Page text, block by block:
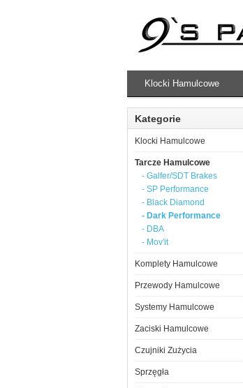
Klocki Hamulcowe
Kategorie
Klocki Hamulcowe
Tarcze Hamulcowe
- Galfer/SDT Brakes
- SP Performance
- Black Diamond
- Dark Performance
- DBA
- Mov'it
Komplety Hamulcowe
Przewody Hamulcowe
Systemy Hamulcowe
Zaciski Hamulcowe
Czujniki Zużycia
Sprzęgła